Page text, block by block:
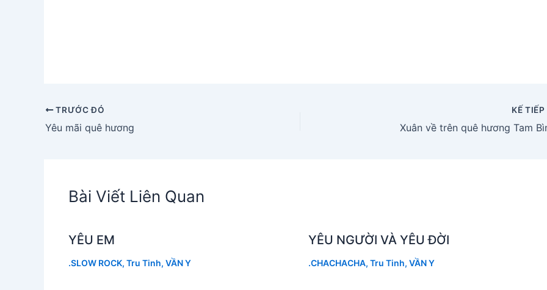
TRƯỚC ĐÓ
Yêu mãi quê hương
KẾ TIẾP
Xuân về trên quê hương Tam
Bài Viết Liên Quan
YÊU EM
.SLOW ROCK, Tru Tinh, VẦN Y
YÊU NGƯỜI VÀ YÊU ĐỜI
.CHACHACHA, Tru Tinh, VẦN Y